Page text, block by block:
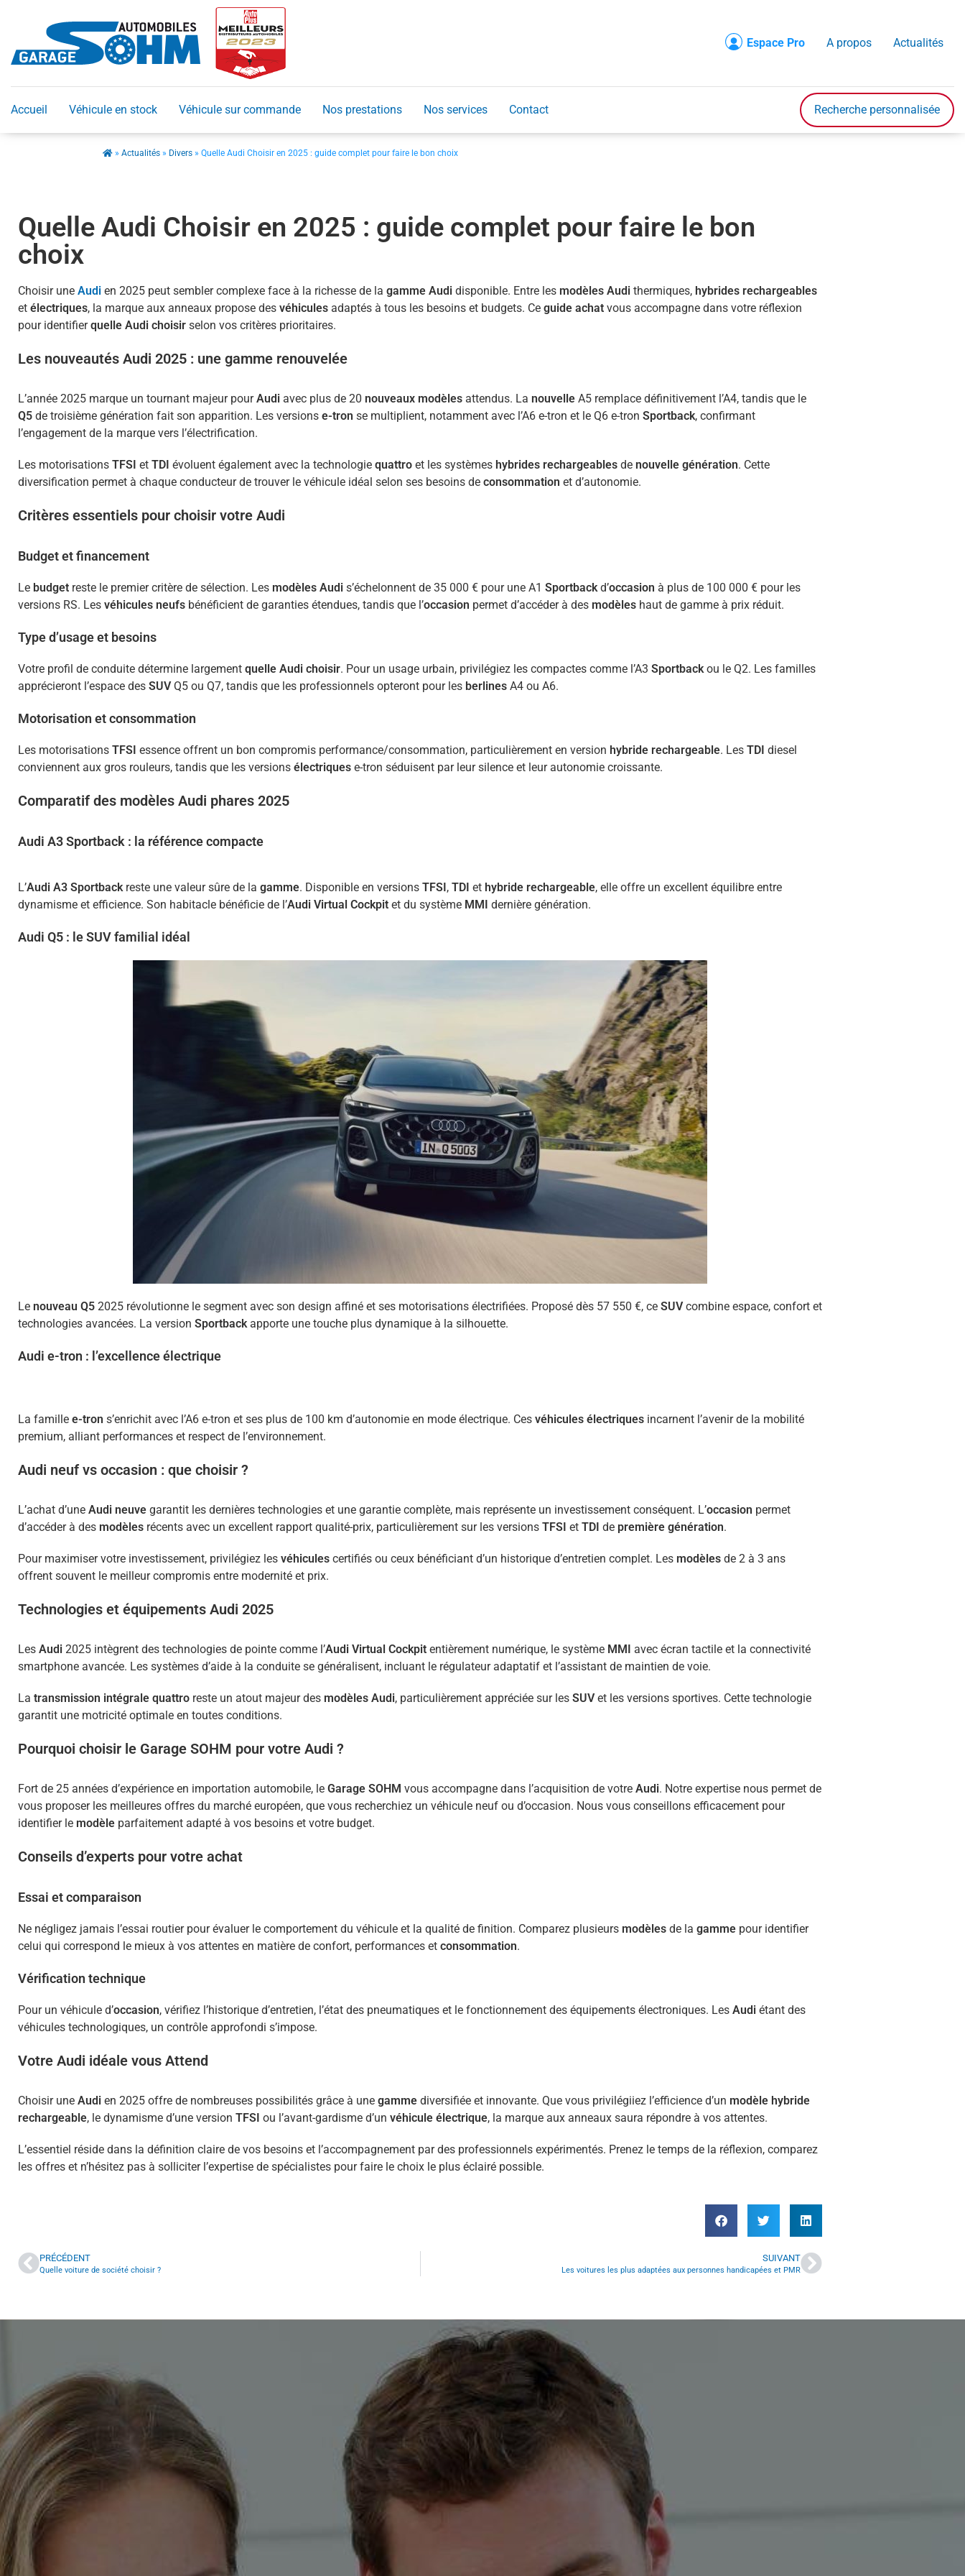
Espace Pro A propos Actualités
Accueil Véhicule en stock Véhicule sur commande Nos prestations Nos services Contact Recherche personnalisée
Véhicule en stock
Nos services
A propos
» Actualités » Divers » Quelle Audi Choisir en 2025 : guide complet pour faire le bon choix
Quelle Audi Choisir en 2025 : guide complet pour faire le bon
choix
Choisir une Audi en 2025 peut sembler complexe face à la richesse de la gamme Audi disponible. Entre les modèles Audi thermiques, hybrides rechargeables
et électriques, la marque aux anneaux propose des véhicules adaptés à tous les besoins et budgets. Ce guide achat vous accompagne dans votre réflexion
pour identifierquelle Audi choisir selon vos critères prioritaires.
Les nouveautés Audi 2025 : une gamme renouvelée
L’année 2025 marque un tournant majeur pourAudi avec plus de 20 nouveaux modèles attendus. La nouvelle A5 remplace définitivement l’A4, tandis que le
Q5 de troisième génération fait son apparition. Les versions e-tron se multiplient, notamment avec l’A6 e-tron et le Q6 e-tron Sportback, confirmant
l’engagement de la marque vers l’électrification.
Les motorisations TFSI et TDI évoluent également avec la technologie quattro et les systèmes hybrides rechargeables de nouvelle génération. Cette
diversification permet à chaque conducteur de trouver le véhicule idéal selon ses besoins de consommation et d’autonomie.
Critères essentiels pour choisir votre Audi
Budget et financement
Le budget reste le premier critère de sélection. Les modèles Audi s’échelonnent de 35 000 € pour une A1 Sportbackd’occasion à plus de 100 000 € pour les
versions RS. Les véhicules neufs bénéficient de garanties étendues, tandis que l’occasion permet d’accéder à des modèles haut de gamme à prix réduit.
Type d’usage et besoins
Votre profil de conduite détermine largement quelle Audi choisir. Pour un usage urbain, privilégiez les compactes comme l’A3 Sportbackou le Q2. Les familles
apprécieront l’espace des SUVQ5 ou Q7, tandis que les professionnels opteront pour les berlines A4 ou A6.
Motorisation et consommation
Les motorisations TFSI essence offrent un bon compromis performance/consommation, particulièrement en version hybride rechargeable. Les TDI diesel
conviennent aux gros rouleurs, tandis que les versions électriques e-tron séduisent par leur silence et leur autonomie croissante.
Comparatif des modèles Audi phares 2025
Audi A3 Sportback : la référence compacte
L’Audi A3 Sportbackreste une valeur sûre de la gamme. Disponible en versions TFSI, TDI et hybride rechargeable, elle offre un excellent équilibre entre
dynamisme et efficience. Son habitacle bénéficie de l’Audi Virtual Cockpit et du système MMI dernière génération.
Audi Q5 : le SUV familial idéal
Le nouveau Q5 2025 révolutionne le segment avec son design affiné et ses motorisations électrifiées. Proposé dès 57 550 €, ce SUVcombine espace, confort et
technologies avancées. La version Sportbackapporte une touche plus dynamique à la silhouette.
Audi e-tron : l’excellence électrique
La famille e-tron s’enrichit avec l’A6 e-tron et ses plus de 100 km d’autonomie en mode électrique. Ces véhicules électriques incarnent l’avenir de la mobilité
premium, alliant performances et respect de l’environnement.
Audi neuf vs occasion : que choisir ?
L’achat d’une Audi neuve garantit les dernières technologies et une garantie complète, mais représente un investissement conséquent. L’occasion permet
d’accéder à des modèles récents avec un excellent rapport qualité-prix, particulièrement sur les versions TFSI et TDI de première génération.
Pour maximiser votre investissement, privilégiez les véhicules certifiés ou ceux bénéficiant d’un historique d’entretien complet. Les modèles de 2 à 3 ans
offrent souvent le meilleur compromis entre modernité et prix.
Technologies et équipements Audi 2025
Les Audi 2025 intègrent des technologies de pointe comme l’Audi Virtual Cockpit entièrement numérique, le système MMI avec écran tactile et la connectivité
smartphone avancée. Les systèmes d’aide à la conduite se généralisent, incluant le régulateur adaptatif et l’assistant de maintien de voie.
La transmission intégrale quattro reste un atout majeur des modèles Audi, particulièrement appréciée sur les SUVet les versions sportives. Cette technologie
garantit une motricité optimale en toutes conditions.
Pourquoi choisir le Garage SOHM pour votre Audi ?
Fort de 25 années d’expérience en importation automobile, le Garage SOHM vous accompagne dans l’acquisition de votre Audi. Notre expertise nous permet de
vous proposer les meilleures offres du marché européen, que vous recherchiez un véhicule neuf ou d’occasion. Nous vous conseillons efficacement pour
identifier le modèle parfaitement adapté à vos besoins et votre budget.
Conseils d’experts pour votre achat
Essai et comparaison
Ne négligez jamais l’essai routier pour évaluer le comportement du véhicule et la qualité de finition. Comparez plusieurs modèles de la gamme pour identifier
celui qui correspond le mieux à vos attentes en matière de confort, performances et consommation.
Vérification technique
Pour un véhicule d’occasion, vérifiez l’historique d’entretien, l’état des pneumatiques et le fonctionnement des équipements électroniques. Les Audi étant des
véhicules technologiques, un contrôle approfondi s’impose.
Votre Audi idéale vous Attend
Choisir une Audi en 2025 offre de nombreuses possibilités grâce à une gamme diversifiée et innovante. Que vous privilégiiez l’efficience d’un modèle hybride
rechargeable, le dynamisme d’une version TFSI ou l’avant-gardisme d’un véhicule électrique, la marque aux anneaux saura répondre à vos attentes.
L’essentiel réside dans la définition claire de vos besoins et l’accompagnement par des professionnels expérimentés. Prenez le temps de la réflexion, comparez
les offres et n’hésitez pas à solliciter l’expertise de spécialistes pour faire le choix le plus éclairé possible.
PRÉCÉDENT
Quelle voiture de société choisir ?
SUIVANT
Les voitures les plus adaptées aux personnes handicapées et PMR